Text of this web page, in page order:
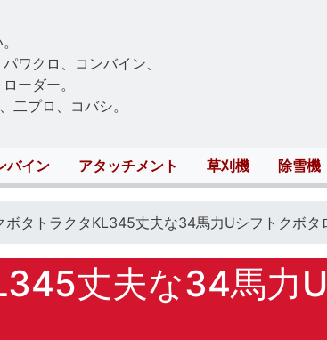
ワクロ、コンバイン、
ーダー。
二プロ、コバシ。
バイン アタッチメント 草刈機 除雪機
ボタトラクタKL345丈夫な34馬力Uシフトクボタ
丈夫な34馬力